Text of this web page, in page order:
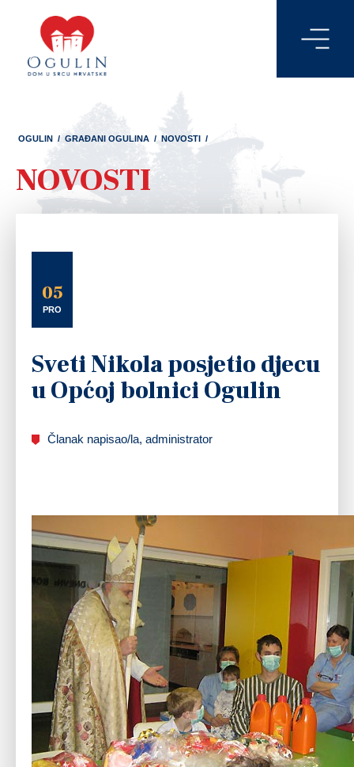
OGULIN / GRAĐANI OGULINA / NOVOSTI /
NOVOSTI
05
PRO
Sveti Nikola posjetio djecu
u Općoj bolnici Ogulin
Članak napisao/la, administrator